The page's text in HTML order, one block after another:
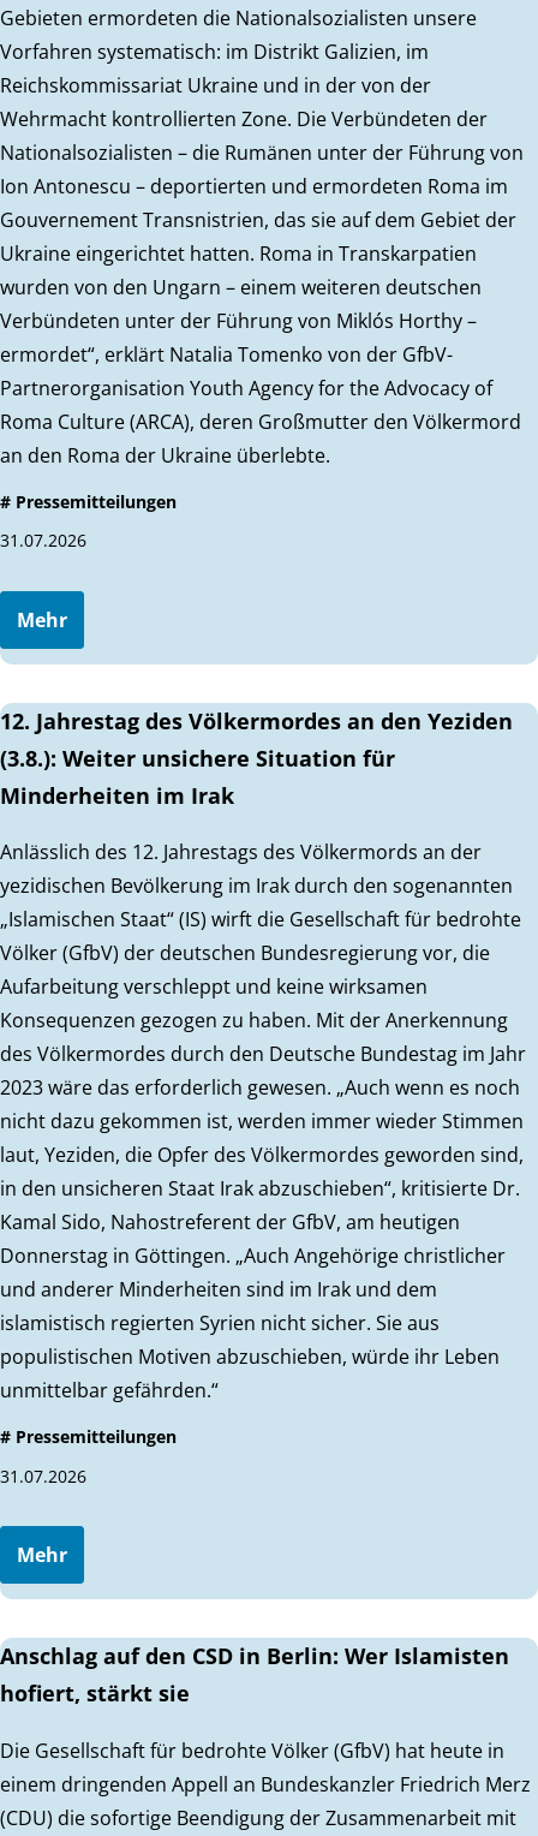
Gebieten ermordeten die Nationalsozialisten unsere
Vorfahren systematisch: im Distrikt Galizien, im
Reichskommissariat Ukraine und in der von der
Wehrmacht kontrollierten Zone. Die Verbündeten der
Nationalsozialisten – die Rumänen unter der Führung von
Ion Antonescu – deportierten und ermordeten Roma im
Gouvernement Transnistrien, das sie auf dem Gebiet der
Ukraine eingerichtet hatten. Roma in Transkarpatien
wurden von den Ungarn – einem weiteren deutschen
Verbündeten unter der Führung von Miklós Horthy –
ermordet“, erklärt Natalia Tomenko von der GfbV-
Partnerorganisation Youth Agency for the Advocacy of
Roma Culture (ARCA), deren Großmutter den Völkermord
an den Roma der Ukraine überlebte.
# Pressemitteilungen
31.07.2026
Mehr
12. Jahrestag des Völkermordes an den Yeziden
(3.8.): Weiter unsichere Situation für
Minderheiten im Irak
Anlässlich des 12. Jahrestags des Völkermords an der
yezidischen Bevölkerung im Irak durch den sogenannten
„Islamischen Staat“ (IS) wirft die Gesellschaft für bedrohte
Völker (GfbV) der deutschen Bundesregierung vor, die
Aufarbeitung verschleppt und keine wirksamen
Konsequenzen gezogen zu haben. Mit der Anerkennung
des Völkermordes durch den Deutsche Bundestag im Jahr
2023 wäre das erforderlich gewesen. „Auch wenn es noch
nicht dazu gekommen ist, werden immer wieder Stimmen
laut, Yeziden, die Opfer des Völkermordes geworden sind,
in den unsicheren Staat Irak abzuschieben“, kritisierte Dr.
Kamal Sido, Nahostreferent der GfbV, am heutigen
Donnerstag in Göttingen. „Auch Angehörige christlicher
und anderer Minderheiten sind im Irak und dem
islamistisch regierten Syrien nicht sicher. Sie aus
populistischen Motiven abzuschieben, würde ihr Leben
unmittelbar gefährden.“
# Pressemitteilungen
31.07.2026
Mehr
Anschlag auf den CSD in Berlin: Wer Islamisten
hofiert, stärkt sie
Die Gesellschaft für bedrohte Völker (GfbV) hat heute in
einem dringenden Appell an Bundeskanzler Friedrich Merz
(CDU) die sofortige Beendigung der Zusammenarbeit mit